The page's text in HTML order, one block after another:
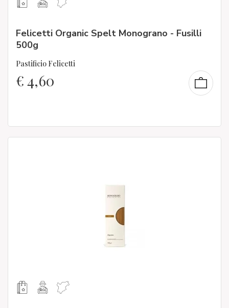
Felicetti Organic Spelt Monograno - Fusilli
500g
Pastificio Felicetti
€4,60